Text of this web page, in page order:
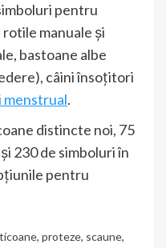
pentru
manuale și
bastoane albe
câini însoțitori
menstrual.
distincte noi, 75
și 230 de simboluri în
pentru
, proteze, scaune,